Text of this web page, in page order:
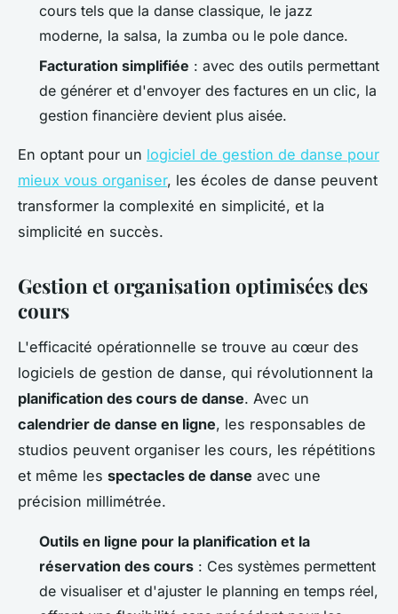
cours tels que la danse classique, le jazz
moderne, la salsa, la zumba ou le pole dance.
Facturation simplifiée : avec des outils permettant
de générer et d'envoyer des factures en un clic, la
gestion financière devient plus aisée.
En optant pour un logiciel de gestion de danse pour
mieux vous organiser, les écoles de danse peuvent
transformer la complexité en simplicité, et la
simplicité en succès.
Gestion et organisation optimisées des
cours
L'efficacité opérationnelle se trouve au cœur des
logiciels de gestion de danse, qui révolutionnent la
planification des cours de danse. Avec un
calendrier de danse en ligne, les responsables de
studios peuvent organiser les cours, les répétitions
et même les spectacles de danse avec une
précision millimétrée.
Outils en ligne pour la planification et la
réservation des cours : Ces systèmes permettent
de visualiser et d'ajuster le planning en temps réel,